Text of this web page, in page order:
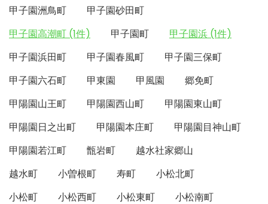
甲子園洲鳥町
甲子園砂田町
甲子園高潮町 (1件)
甲子園町
甲子園浜 (1件)
甲子園浜田町
甲子園春風町
甲子園三保町
甲子園六石町
甲東園 甲風園
郷免町
甲陽園山王町
甲陽園西山町
甲陽園東山町
甲陽園日之出町
甲陽園本庄町
甲陽園目神山町
甲陽園若江町
甑岩町
越水社家郷山
越水町
小曽根町 寿町
小松北町
小松町
小松西町 小松東町
小松南町